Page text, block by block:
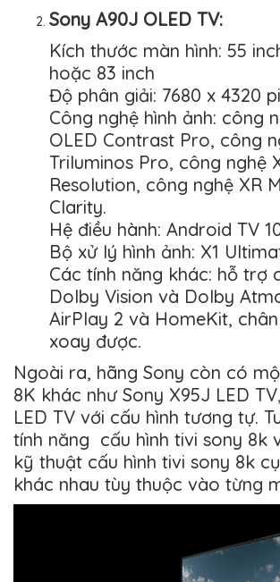
Sony A90J OLED TV:
Kích thước màn hình: 55
hoặc 83 inch
Độ phân giải: 7680 x 4320
Công nghệ hình ảnh: công
OLED Contrast Pro, công
Triluminos Pro, công nghệ
Resolution, công nghệ XR
Clarity.
Hệ điều hành: Android TV
Bộ xử lý hình ảnh: X1
Các tính năng khác: hỗ trợ
Dolby Vision và Dolby
AirPlay 2 và HomeKit,
xoay được.
Ngoài ra, hãng Sony còn có
8K khác như Sony X95J LED
LED TV với cấu hình tương tự.
tính năng cấu hình tivi sony 8k
kỹ thuật cấu hình tivi sony 8k
khác nhau tùy thuộc vào từng